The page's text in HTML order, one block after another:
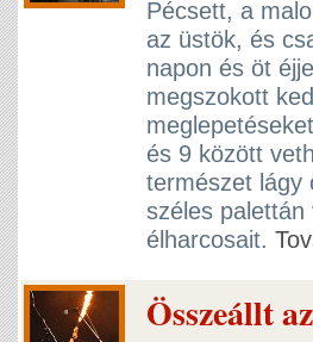
Pécsett, a
az üstök, és
napon és öt
megszokott
és 9 között
természet lágy
széles
élharcosait.
Összeállt